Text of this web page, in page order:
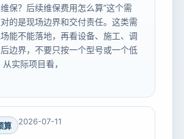
保？后续维保费用怎么算”这个需
的是现场边界和交付责任。这类需
能不能落地，再看设备、施工、调
边界，不要只按一个型号或一个低
实际项目看，
算 2026-07-11